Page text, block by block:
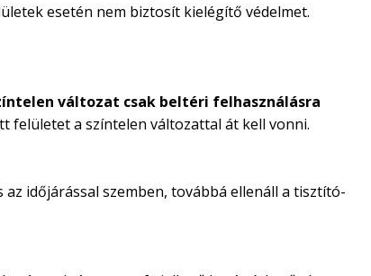
esetén nem biztosít kielégítő védelmet.
változat csak beltéri felhasználásra
felületet a színtelen változattal át kell vonni.
időjárással szemben, továbbá ellenáll a tisztító-